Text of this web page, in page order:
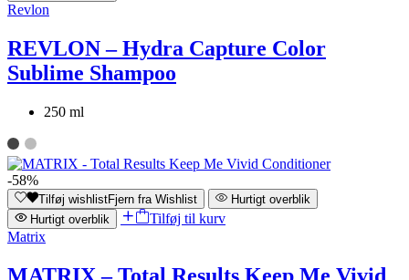
Revlon
REVLON – Hydra Capture Color
Sublime Shampoo
250 ml
-58%
Tilføj wishlistFjern fra Wishlist
Hurtigt overblik
Hurtigt overblik
Tilføj til kurv
Matrix